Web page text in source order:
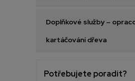
Doplňkové služby –
kartáčování dřeva
Potřebujete poradit?